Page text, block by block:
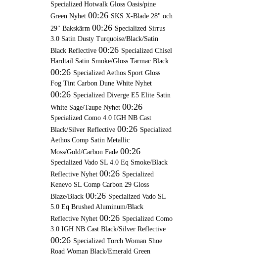
Specialized Hotwalk Gloss Oasis/pine
Green Nyhet 00:26 SKS X-Blade 28" och
29" Bakskärm 00:26 Specialized Sirrus
3.0 Satin Dusty Turquoise/Black/Satin
Black Reflective 00:26 Specialized Chisel
Hardtail Satin Smoke/Gloss Tarmac Black
00:26 Specialized Aethos Sport Gloss
Fog Tint Carbon Dune White Nyhet
00:26 Specialized Diverge E5 Elite Satin
White Sage/Taupe Nyhet 00:26
Specialized Como 4.0 IGH NB Cast
Black/Silver Reflective 00:26 Specialized
Aethos Comp Satin Metallic
Moss/Gold/Carbon Fade 00:26
Specialized Vado SL 4.0 Eq Smoke/Black
Reflective Nyhet 00:26 Specialized
Kenevo SL Comp Carbon 29 Gloss
Blaze/Black 00:26 Specialized Vado SL
5.0 Eq Brushed Aluminum/Black
Reflective Nyhet 00:26 Specialized Como
3.0 IGH NB Cast Black/Silver Reflective
00:26 Specialized Torch Woman Shoe
Road Woman Black/Emerald Green